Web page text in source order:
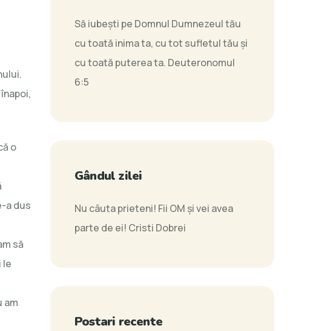
o
a dus
să
le
am
Să iubeşti pe Domnul Dumnezeul tău
cu toată inima ta, cu tot sufletul tău şi
cu toată puterea ta. Deuteronomul
6:5
Gândul zilei
Nu cãuta prieteni! Fii OM şi vei avea
parte de ei! Cristi Dobrei
Postari recente